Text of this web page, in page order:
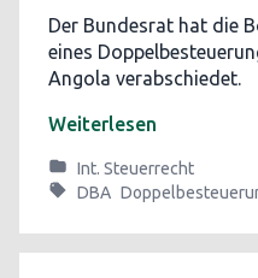
Der Bundesrat hat die
eines
Angola verabschiedet.
Weiterlesen
Int. Steuerrecht
DBA